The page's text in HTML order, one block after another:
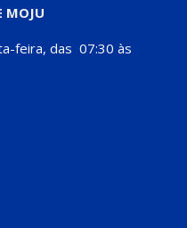
MOJU
feira, das 07:30 às